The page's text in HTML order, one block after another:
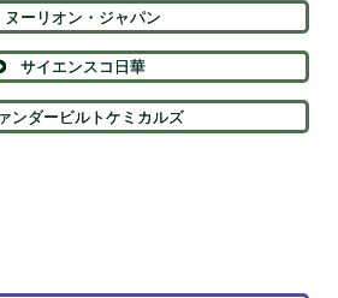
ヌーリオン・ジャパン
サイエンスコ日華
ンダービルトケミカルズ